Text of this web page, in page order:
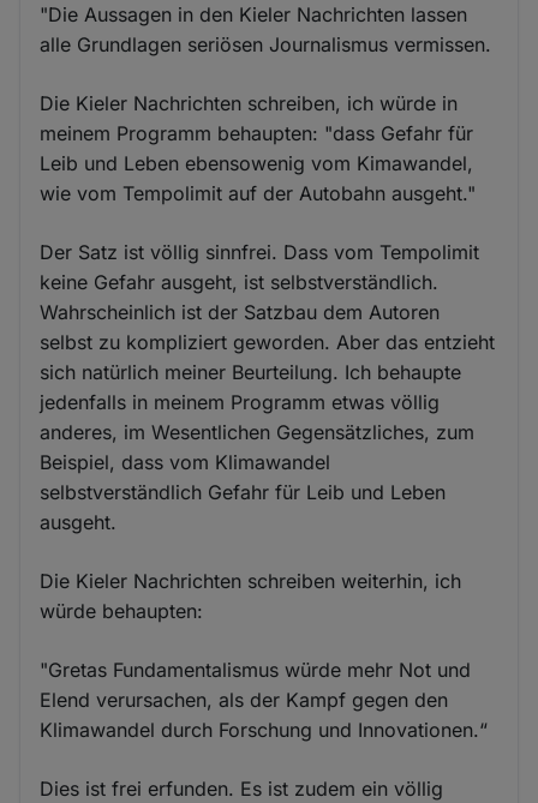
"Die Aussagen in den Kieler Nachrichten lassen
alle Grundlagen seriösen Journalismus vermissen.
Die Kieler Nachrichten schreiben, ich würde in
meinem Programm behaupten: "dass Gefahr für
Leib und Leben ebensowenig vom Kimawandel,
wie vom Tempolimit auf der Autobahn ausgeht."
Der Satz ist völlig sinnfrei. Dass vom Tempolimit
keine Gefahr ausgeht, ist selbstverständlich.
Wahrscheinlich ist der Satzbau dem Autoren
selbst zu kompliziert geworden. Aber das entzieht
sich natürlich meiner Beurteilung. Ich behaupte
jedenfalls in meinem Programm etwas völlig
anderes, im Wesentlichen Gegensätzliches, zum
Beispiel, dass vom Klimawandel
selbstverständlich Gefahr für Leib und Leben
ausgeht.
Die Kieler Nachrichten schreiben weiterhin, ich
würde behaupten:
"Gretas Fundamentalismus würde mehr Not und
Elend verursachen, als der Kampf gegen den
Klimawandel durch Forschung und Innovationen.“
Dies ist frei erfunden. Es ist zudem ein völlig